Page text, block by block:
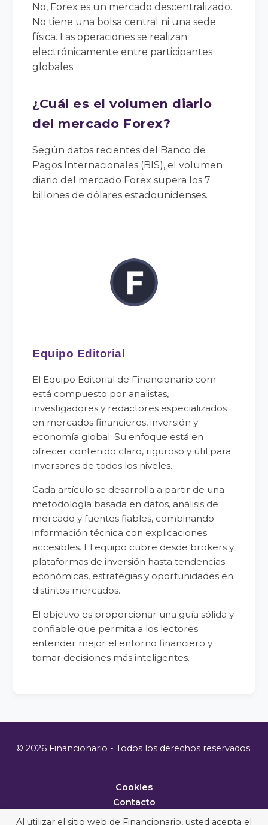
No, Forex es un mercado descentralizado.
No tiene una bolsa central ni una sede
física. Las operaciones se realizan
electrónicamente entre participantes
globales.
¿Cuál es el volumen diario
del mercado Forex?
Según datos recientes del Banco de
Pagos Internacionales (BIS), el volumen
diario del mercado Forex supera los 7
billones de dólares estadounidenses.
Equipo Editorial
El Equipo Editorial de Financionario.com
está compuesto por analistas,
investigadores y redactores especializados
en mercados financieros, inversión y
economía global. Su enfoque está en
ofrecer contenido claro, riguroso y útil para
inversores de todos los niveles.
Cada artículo se desarrolla a partir de una
metodología basada en datos, análisis de
mercado y fuentes fiables, combinando
información técnica con explicaciones
accesibles. El equipo cubre desde brokers y
plataformas de inversión hasta tendencias
económicas, estrategias y oportunidades en
distintos mercados.
El objetivo es proporcionar una guía sólida y
confiable que permita a los lectores
entender mejor el entorno financiero y
tomar decisiones más inteligentes.
© 2026 Financionario - Todos los derechos reservados.
Cookies
Contacto
Metodología
Al utilizar el sitio web de Financionario, usted acepta el